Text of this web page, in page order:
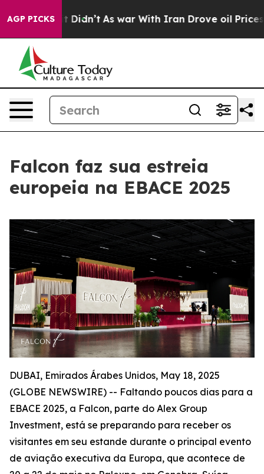
AGP PICKS
Well, it Didn’t As war With Iran Drove oil Prices
Falcon faz sua estreia
europeia na EBACE 2025
DUBAI, Emirados Árabes Unidos, May 18, 2025
(GLOBE NEWSWIRE) -- Faltando poucos dias para a
EBACE 2025, a Falcon, parte do Alex Group
Investment, está se preparando para receber os
visitantes em seu estande durante o principal evento
de aviação executiva da Europa, que acontece de